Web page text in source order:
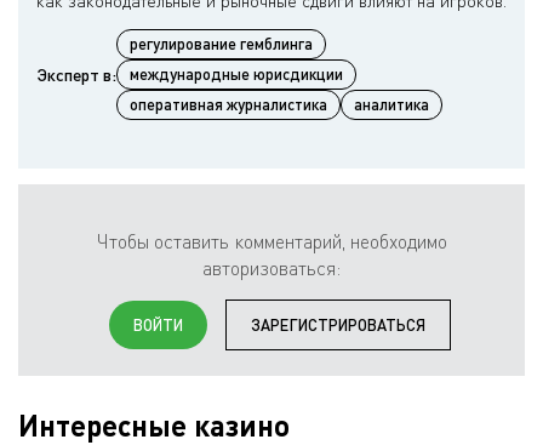
Эксперт в:
регулирование гемблинга
международные юрисдикции
оперативная журналистика
аналитика
Чтобы оставить комментарий, необходимо
авторизоваться:
ВОЙТИ ЗАРЕГИСТРИРОВАТЬСЯ
Интересные казино